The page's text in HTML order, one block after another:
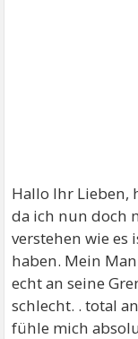
Hallo Ihr Lieben,
da ich nun doch
verstehen wie es
haben. Mein
echt an seine
schlecht. . total
fühle mich